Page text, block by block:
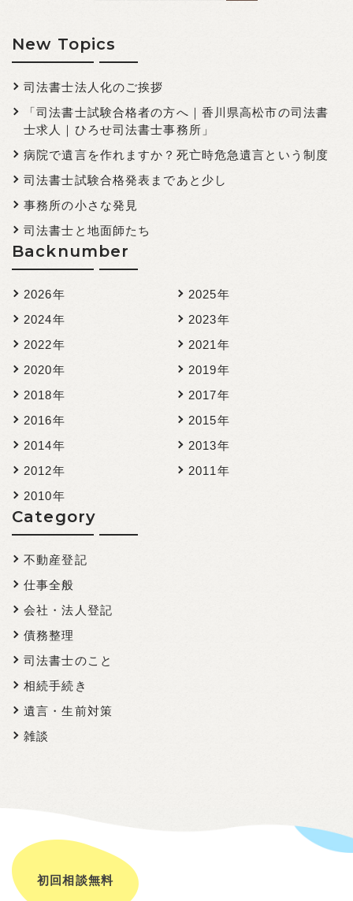
New Topics
司法書士法人化のご挨拶
「司法書士試験合格者の方へ｜香川県高松市の司法書
士求人｜ひろせ司法書士事務所」
病院で遺言を作れますか？死亡時危急遺言という制度
司法書士試験合格発表まであと少し
事務所の小さな発見
司法書士と地面師たち
Backnumber
2026年
2025年
2024年
2023年
2022年
2021年
2020年
2019年
2018年
2017年
2016年
2015年
2014年
2013年
2012年
2011年
2010年
Category
不動産登記
仕事全般
会社・法人登記
債務整理
司法書士のこと
相続手続き
遺言・生前対策
雑談
初回相談無料